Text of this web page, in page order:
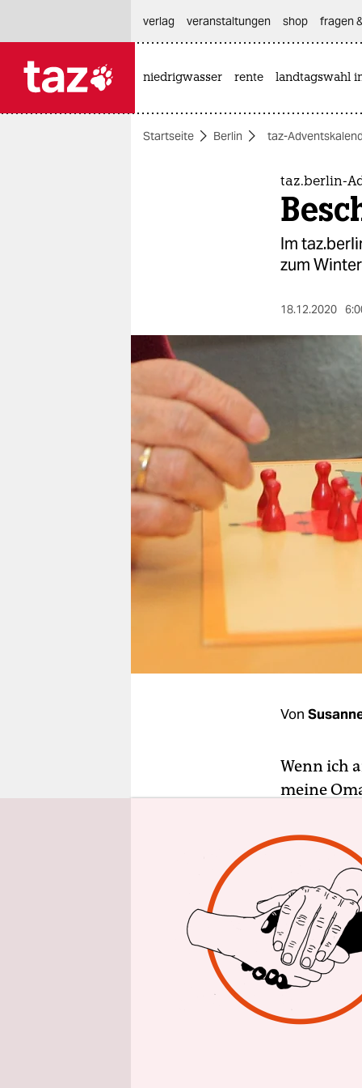
themen
berlin
nord
wahrheit
verlag
verlag
veranstaltungen
unterstützen
verlag
veranstaltungen shop fragen
niedrigwasser rente landtagswahl
Startseite Berlin taz-
taz.berlin-
Im
zum
18.12.2020
Von
Wenn ich
meine
ihrem
Spielzug
Erst ein
Halma